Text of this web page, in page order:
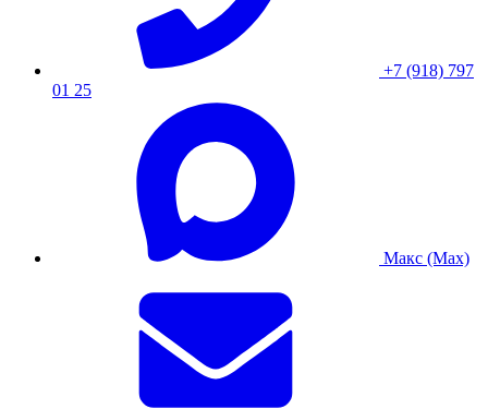
+7 (918) 797
01 25
Макс (Max)